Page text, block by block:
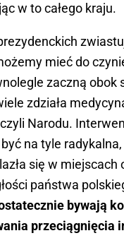
w to całego kraju.
mieć do
zaczną obok
zdziała
Narodu.
na tyle
się w miejscach
państwa
bywają
przeciągnięcia